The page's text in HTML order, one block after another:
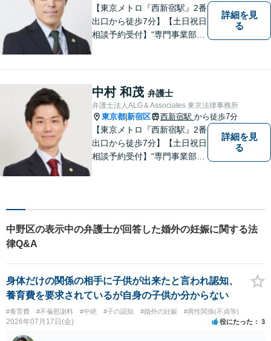
っています。
【東京メトロ『西新宿駅』2番
出口から徒歩7分】【土日祝日
相談予約受付】"専門事業部
い。
詳細を見
る
中村 和茂 弁護士
弁護士法人ALG＆Associates 東京法律事務所
東京都 新宿区 西新宿駅 から徒歩7分
【東京メトロ『西新宿駅』2番
出口から徒歩7分】【土日祝日
相談予約受付】"専門事業部
い。
詳細を見
る
中野区の表示中の弁護士が回答した婚外の妊娠に関する法
律Q&A
身体だけの関係の相手に子供が出来たと言われ認知、
養育費を要求されているが自身の子供か分からない
#養育費 #不倫慰謝料 #中絶 #子の認知 #婚外の妊娠 #異性関係(不貞等)
2026年07月17日(金) 役にたった 3